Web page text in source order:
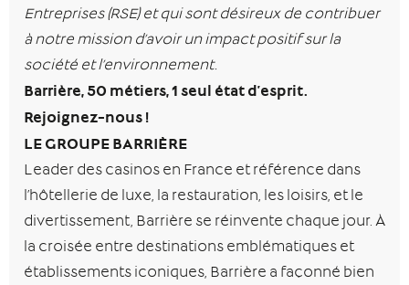
Entreprises (RSE) et qui sont désireux de contribuer
à notre mission d’avoir un impact positif sur la
société et l’environnement.
Barrière, 50 métiers, 1 seul état d’esprit.
Rejoignez-nous !
LE GROUPE BARRIÈRE
Leader des casinos en France et référence dans
l’hôtellerie de luxe, la restauration, les loisirs, et le
divertissement, Barrière se réinvente chaque jour. À
la croisée entre destinations emblématiques et
établissements iconiques, Barrière a façonné bien